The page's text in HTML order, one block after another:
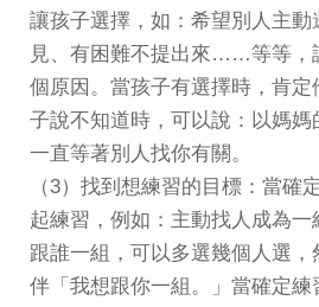
讓孩子選擇，如：希望別人主動
見、有困難不提出來……等等，
個原因。當孩子有選擇時，肯
子說不知道時，可以說：以媽
一直等著別人找你有關。
（3）找到想練習的目標：當確
起練習，例如：主動找人成為
跟誰一組，可以多選幾個人選，
伴「我想跟你一組。」當確定